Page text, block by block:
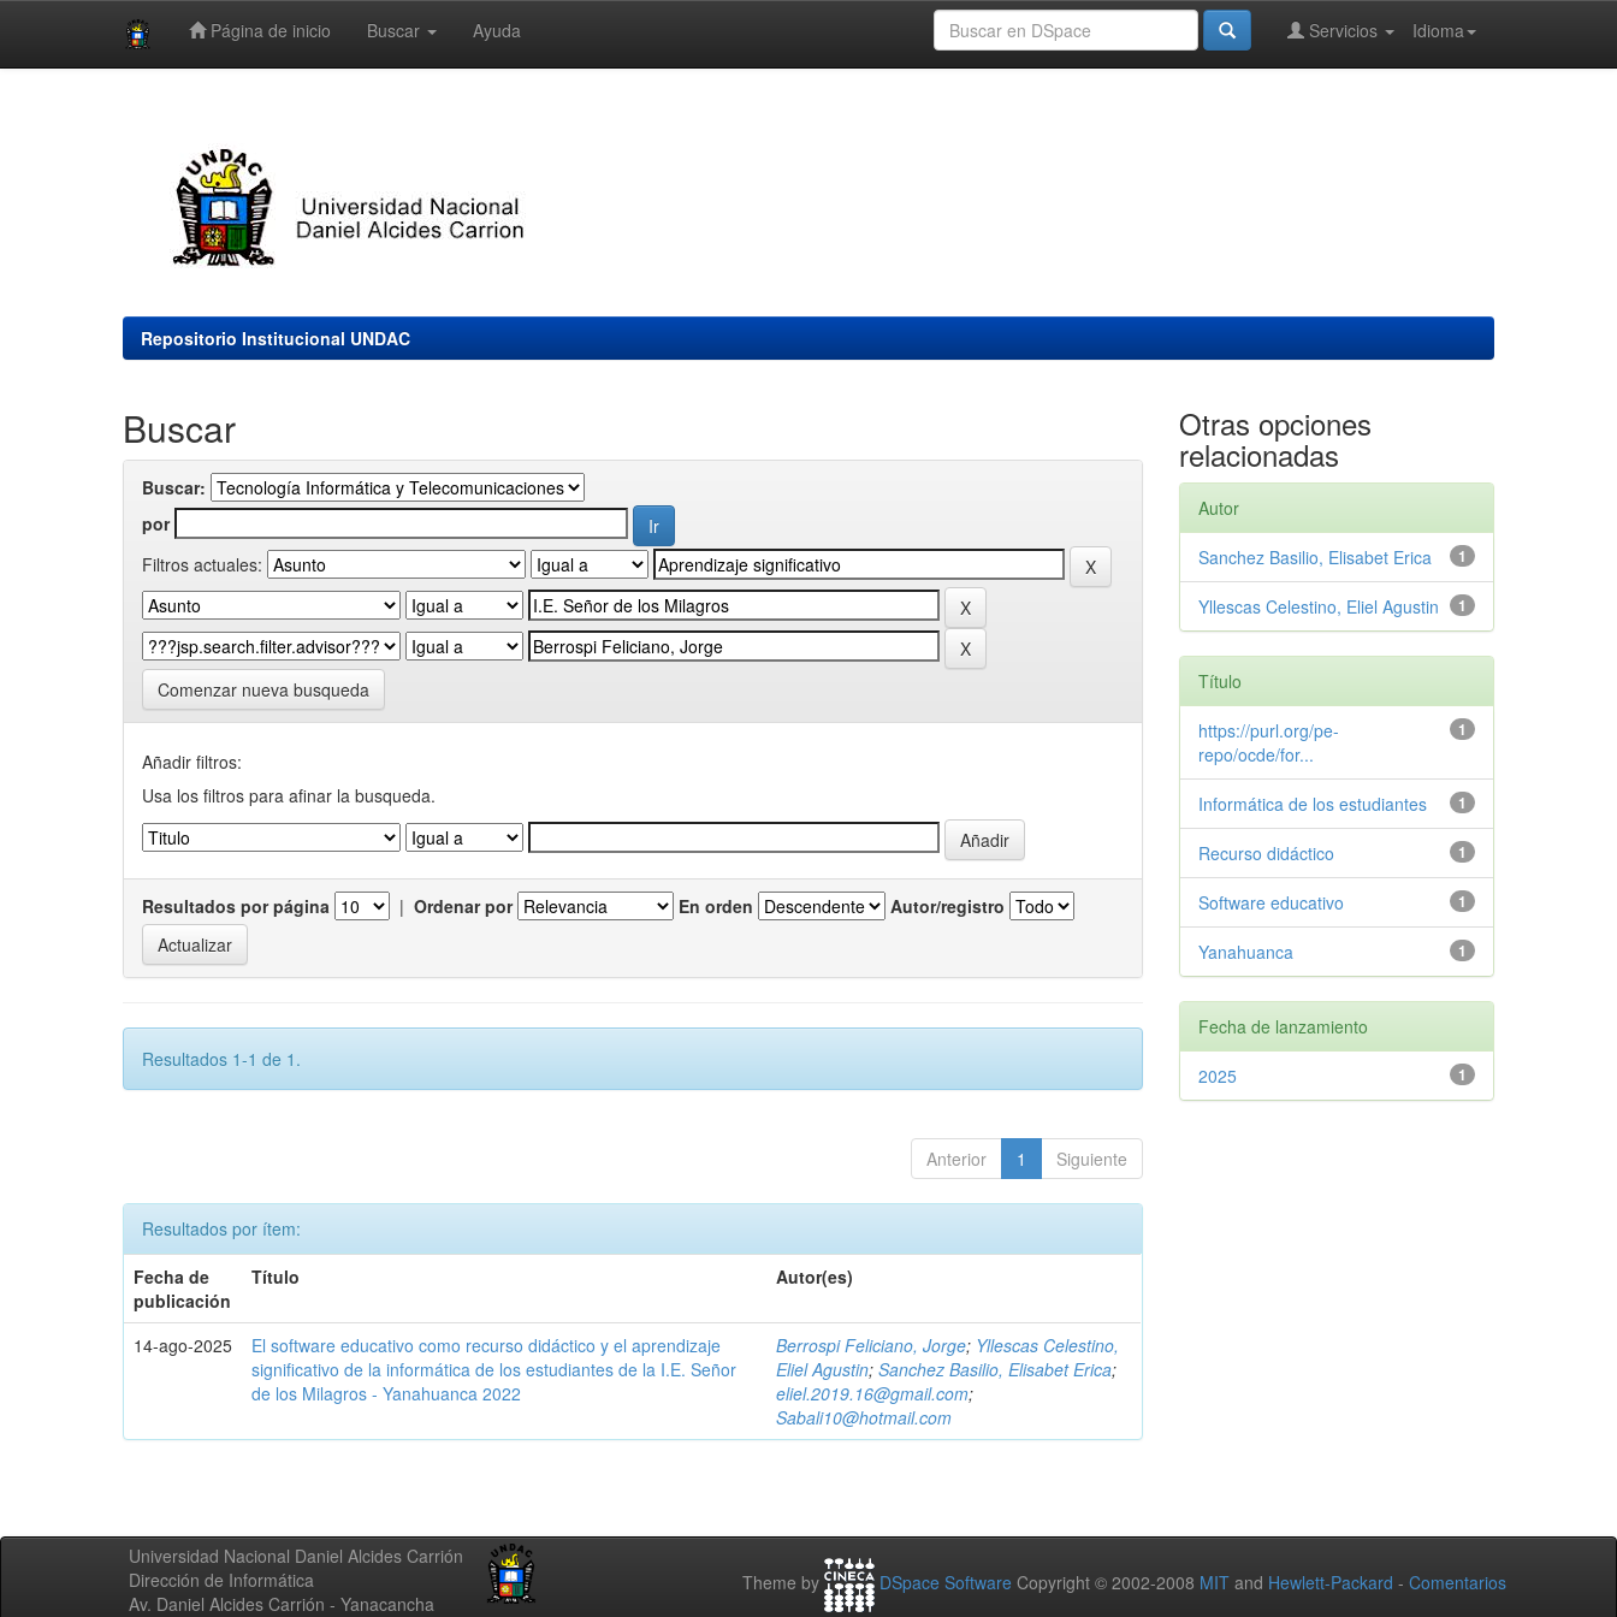
Página de inicio Buscar Ayuda Idioma
Servicios
Repositorio Institucional UNDAC
Buscar
Buscar:
por
Filtros actuales:
Comenzar nueva busqueda
Añadir filtros:
Usa los filtros para afinar la busqueda.
Resultados por página | Ordenar por En orden Autor/registro
Resultados 1-1 de 1.
Anterior 1 Siguiente
Resultados por ítem:
Fecha de
publicación
Título Autor(es)
14-ago-2025
El software educativo como recurso didáctico y el aprendizaje
significativo de la informática de los estudiantes de la I.E. Señor
de los Milagros - Yanahuanca 2022
Berrospi Feliciano, Jorge; Yllescas Celestino,
Eliel Agustin;Sanchez Basilio, Elisabet Erica;
eliel.2019.16@gmail.com;
Sabali10@hotmail.com
Otras opciones
relacionadas
Autor
1
Sanchez Basilio, Elisabet Erica
1
Yllescas Celestino, Eliel Agustin
Título
1
https://purl.org/pe-
repo/ocde/for...
1
Informática de los estudiantes
1
Recurso didáctico
1
Software educativo
1
Yanahuanca
Fecha de lanzamiento
1
2025
Universidad Nacional Daniel Alcides Carrión
Dirección de Informática
Av. Daniel Alcides Carrión - Yanacancha
Theme by DSpace Software Copyright © 2002-2008 MIT and Hewlett-Packard - Comentarios